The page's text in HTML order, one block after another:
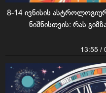
8-14 ივნისის
ნიშნისთვის: რას
13:55 /